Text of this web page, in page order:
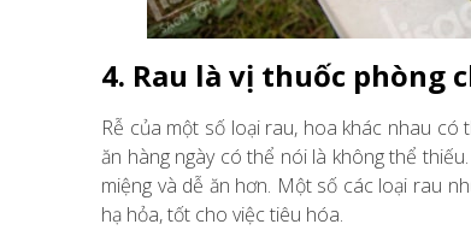
4. Rau là vị thuốc phòng
Rễ của một số loại rau, hoa khác nhau
ăn hàng ngày có thể nói là không thể
miệng và dễ ăn hơn. Một số các loại rau
hạ hỏa, tốt cho việc tiêu hóa.